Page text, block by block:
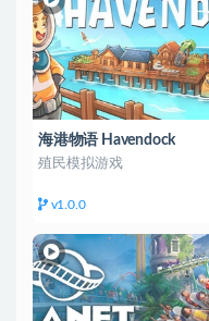
海港物语 Havendock
殖民模拟游戏
v1.0.0